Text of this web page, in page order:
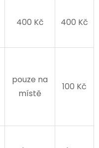
400 Kč 400 Kč
pouze na
místě
100 Kč